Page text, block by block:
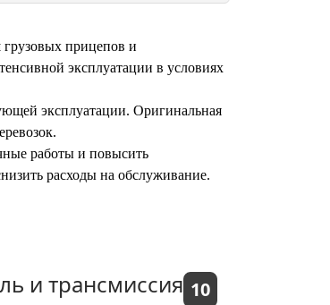
прицепов и
эксплуатации в условиях
эксплуатации. Оригинальная
работы и повысить
расходы на обслуживание.
и трансмиссия 10